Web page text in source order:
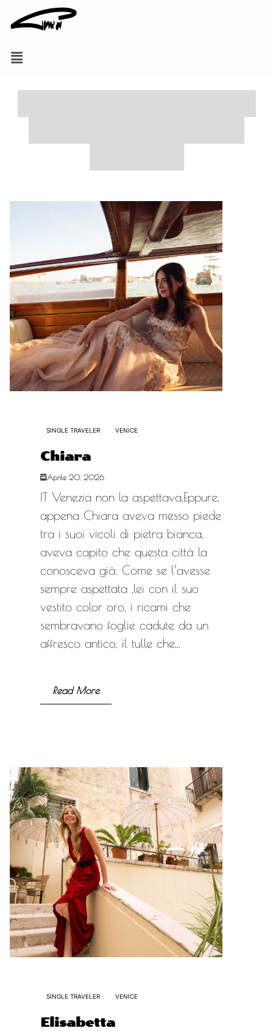
SINGLE TRAVELER VENICE
Chiara
Aprile 20, 2026
IT Venezia non la aspettava.Eppure,
appena Chiara aveva messo piede
tra i suoi vicoli di pietra bianca,
aveva capito che questa città la
conosceva già. Come se l’avesse
sempre aspettata ,lei con il suo
vestito color oro, i ricami che
sembravano foglie cadute da un
affresco antico, il tulle che...
Read More
SINGLE TRAVELER VENICE
Elisabetta